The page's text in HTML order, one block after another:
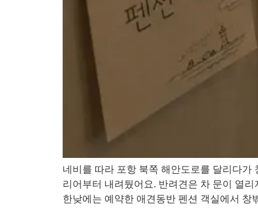
네비를 따라 포항 북쪽 해안도로를 달리다가
리어부터 내려뒀어요. 반려견은 차 문이 열
한낮에는 예약한 애견동반 펜션 객실에서